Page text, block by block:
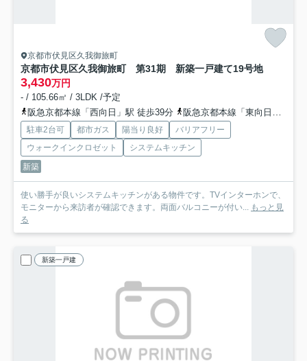
京都市伏見区久我御旅町
京都市伏見区久我御旅町 第31期 新築一戸建て19号地
3,430万円
- / 105.66㎡ / 3LDK /予定
阪急京都本線「西向日」駅 徒歩39分
阪急京都本線「東向日」駅 徒歩42分
駐車2台可 都市ガス 陽当り良好
バリアフリー
ウォークインクロゼット
システムキッチン
新築
使い勝手が良いシステムキッチンがある物件です。TVインターホンで、
モニターから来訪者が確認できます。両面バルコニーが付い... もっと見
る
新築一戸建